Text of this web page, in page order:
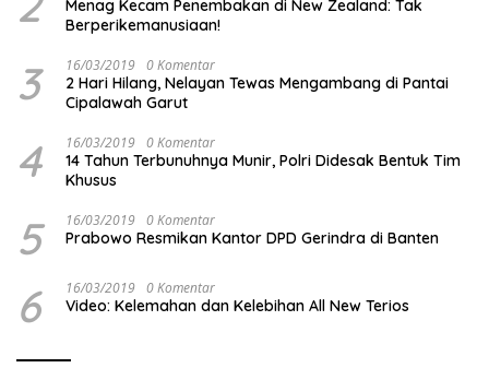
Menag Kecam Penembakan di New Zealand: Tak
Berperikemanusiaan!
3 16/03/2019 0 Komentar
2 Hari Hilang, Nelayan Tewas Mengambang di Pantai
Cipalawah Garut
4 16/03/2019 0 Komentar
14 Tahun Terbunuhnya Munir, Polri Didesak Bentuk Tim
Khusus
5 16/03/2019 0 Komentar
Prabowo Resmikan Kantor DPD Gerindra di Banten
6 16/03/2019 0 Komentar
Video: Kelemahan dan Kelebihan All New Terios